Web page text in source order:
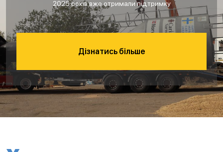
2025 років вже отримали підтримку
Дізнатись більше